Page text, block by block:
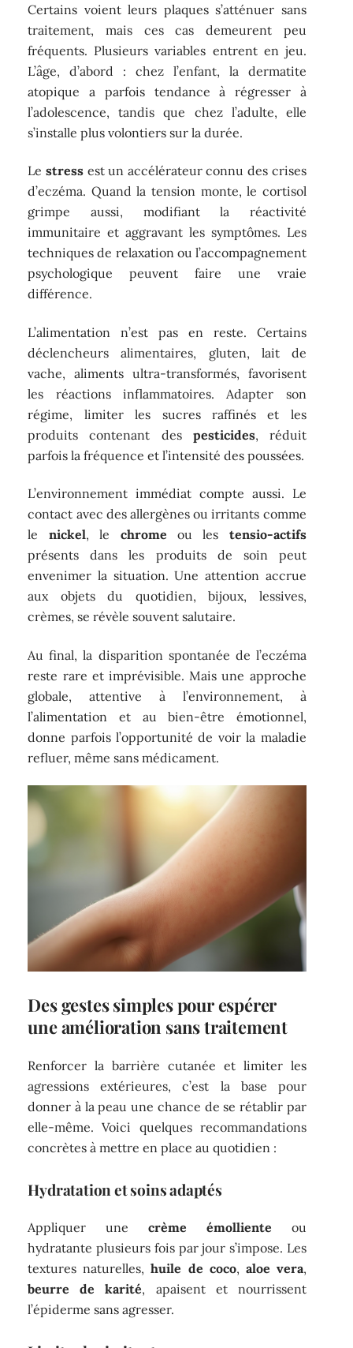
Certains voient leurs plaques s’atténuer sans
traitement, mais ces cas demeurent peu
fréquents. Plusieurs variables entrent en jeu.
L’âge, d’abord : chez l’enfant, la dermatite
atopique a parfois tendance à régresser à
l’adolescence, tandis que chez l’adulte, elle
s’installe plus volontiers sur la durée.
Le stressest un accélérateur connu des crises
d’eczéma. Quand la tension monte, le cortisol
grimpe aussi, modifiant la réactivité
immunitaire et aggravant les symptômes. Les
techniques de relaxation ou l’accompagnement
psychologique peuvent faire une vraie
différence.
L’alimentation n’est pas en reste. Certains
déclencheurs alimentaires, gluten, lait de
vache, aliments ultra-transformés, favorisent
les réactions inflammatoires. Adapter son
régime, limiter les sucres raffinés et les
produits contenant des pesticides, réduit
parfois la fréquence et l’intensité des poussées.
L’environnement immédiat compte aussi. Le
contact avec des allergènes ou irritants comme
le nickel, le chrome ou les tensio-actifs
présents dans les produits de soin peut
envenimer la situation. Une attention accrue
aux objets du quotidien, bijoux, lessives,
crèmes, se révèle souvent salutaire.
Au final, la disparition spontanée de l’eczéma
reste rare et imprévisible. Mais une approche
globale, attentive à l’environnement, à
l’alimentation et au bien-être émotionnel,
donne parfois l’opportunité de voir la maladie
refluer, même sans médicament.
Des gestes simples pour espérer
une amélioration sans traitement
Renforcer la barrière cutanée et limiter les
agressions extérieures, c’est la base pour
donner à la peau une chance de se rétablir par
elle-même. Voici quelques recommandations
concrètes à mettre en place au quotidien :
Hydratation et soins adaptés
Appliquer une crème émolliente ou
hydratante plusieurs fois par jour s’impose. Les
textures naturelles,huile de coco, aloe vera,
beurre de karité, apaisent et nourrissent
l’épiderme sans agresser.